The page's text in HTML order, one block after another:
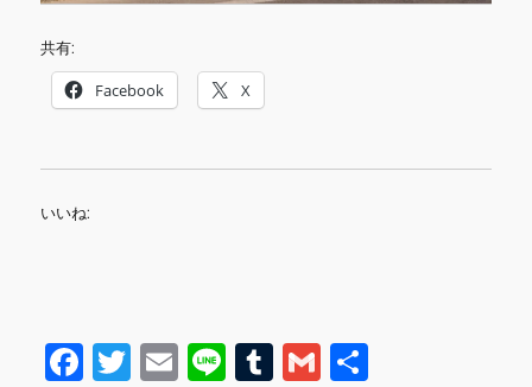
共有:
Facebook X
いいね:
F
T
E
Li T
G